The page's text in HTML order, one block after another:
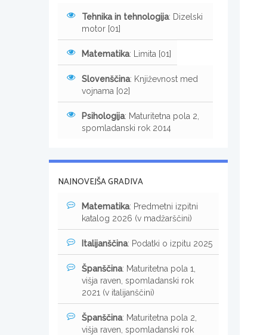
Tehnika in tehnologija: Dizelski
motor [01]
Matematika: Limita [01]
Slovenščina: Književnost med
vojnama [02]
Psihologija: Maturitetna pola 2,
spomladanski rok 2014
NAJNOVEJŠA GRADIVA
Matematika: Predmetni izpitni
katalog 2026 (v madžarščini)
Italijanščina: Podatki o izpitu 2025
Španščina: Maturitetna pola 1,
višja raven, spomladanski rok
2021 (v italijanščini)
Španščina: Maturitetna pola 2,
višja raven, spomladanski rok